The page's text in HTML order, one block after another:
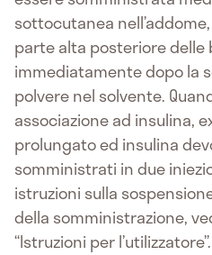
sottocutanea
parte alta posteriore delle
immediatamente dopo la
polvere nel solvente.
associazione ad insulina,
prolungato ed insulina
somministrati in due
istruzioni sulla
della somministrazione,
“Istruzioni per l’utilizzatore”.